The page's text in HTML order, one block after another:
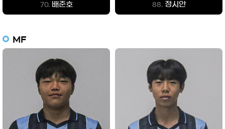
70.배준호 88.정시안
MF